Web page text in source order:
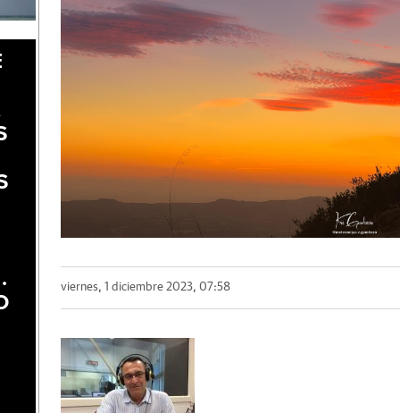
viernes, 1 diciembre 2023, 07:58